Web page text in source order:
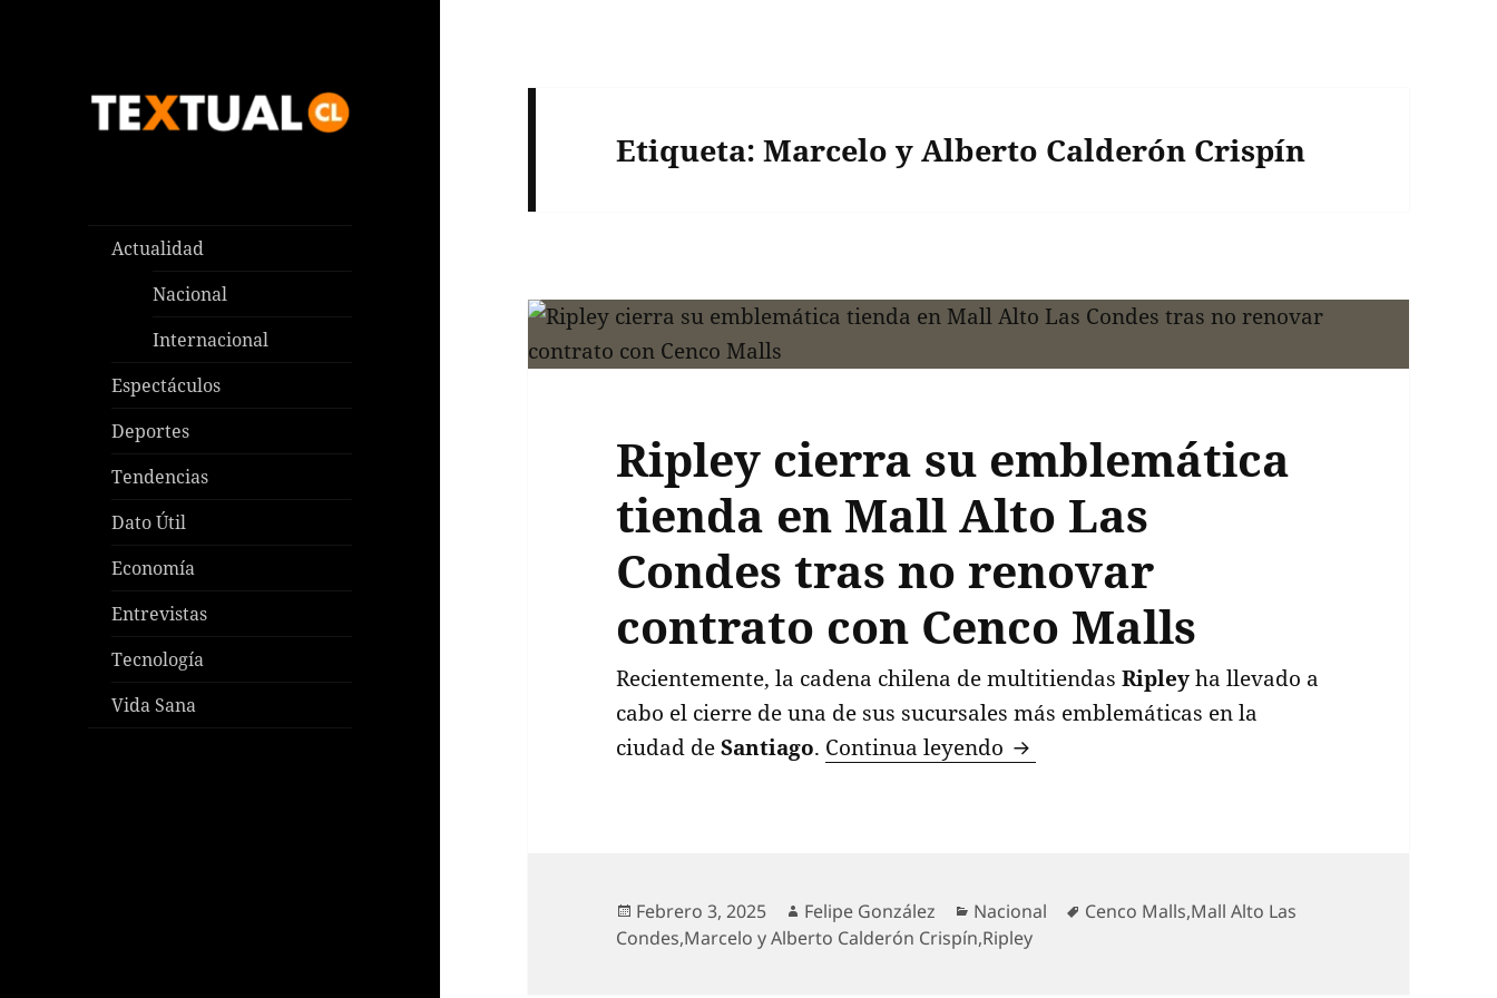
Actualidad
Nacional
Internacional
Espectáculos
Deportes
Tendencias
Dato Útil
Economía
Entrevistas
Tecnología
Vida Sana
Etiqueta:Marcelo y Alberto Calderón Crispín
Ripley cierra su emblemática
tienda en Mall Alto Las
Condes tras no renovar
contrato con Cenco Malls
Recientemente, la cadena chilena de multitiendasRipleyha llevado a
cabo el cierre de una de sus sucursales más emblemáticas en la
ciudad deSantiago. Continua leyendo Ripley cierra su emblemática tienda en Mall
Publicado
el
Febrero 3, 2025 Autor
Felipe González Categorías
Nacional Etiquetas
Cenco Malls,Mall Alto Las
Condes,Marcelo y Alberto Calderón Crispín,Ripley